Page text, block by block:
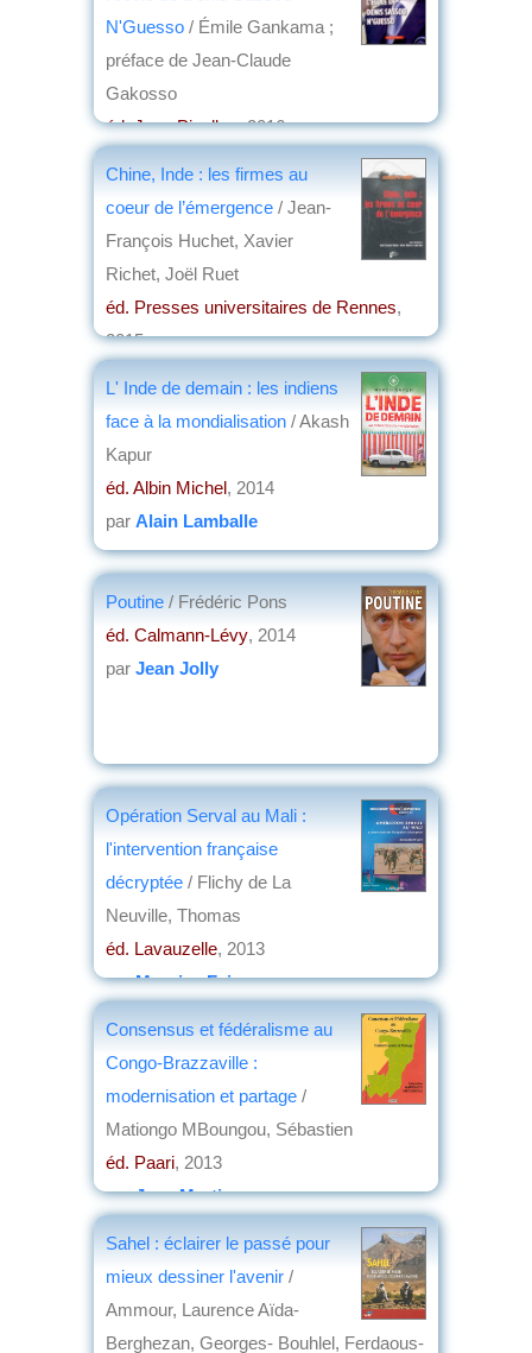
N'Guesso / Émile Gankama ;
préface de Jean-Claude
Gakosso
éd. Jean Picollec, 2016
Chine, Inde : les firmes au
coeur de l’émergence / Jean-
François Huchet, Xavier
Richet, Joël Ruet
éd. Presses universitaires de Rennes,
2015
L' Inde de demain : les indiens
face à la mondialisation / Akash
Kapur
éd. Albin Michel, 2014
par Alain Lamballe
Poutine / Frédéric Pons
éd. Calmann-Lévy, 2014
par Jean Jolly
Opération Serval au Mali :
l'intervention française
décryptée / Flichy de La
Neuville, Thomas
éd. Lavauzelle, 2013
parMaurice Faivre
Consensus et fédéralisme au
Congo-Brazzaville :
modernisation et partage /
Mationgo MBoungou, Sébastien
éd. Paari, 2013
parJean Martin
Sahel : éclairer le passé pour
mieux dessiner l'avenir /
Ammour, Laurence Aïda-
Berghezan, Georges- Bouhlel, Ferdaous-